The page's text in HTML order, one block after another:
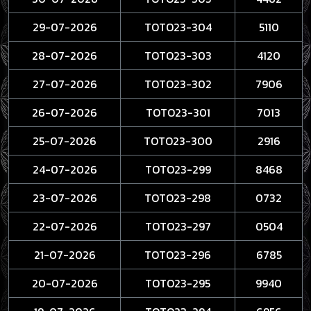
29-07-2026
TOTO23-304
5110
28-07-2026
TOTO23-303
4120
27-07-2026
TOTO23-302
7906
26-07-2026
TOTO23-301
7013
25-07-2026
TOTO23-300
2916
24-07-2026
TOTO23-299
8468
23-07-2026
TOTO23-298
0732
22-07-2026
TOTO23-297
0504
21-07-2026
TOTO23-296
6785
20-07-2026
TOTO23-295
9940